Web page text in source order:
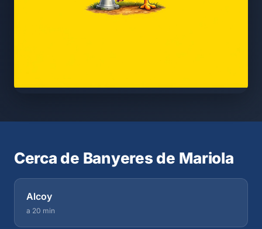
Cerca de Banyeres de Mariola
Alcoy
a 20 min